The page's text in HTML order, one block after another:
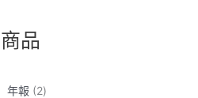
商品
年報 22